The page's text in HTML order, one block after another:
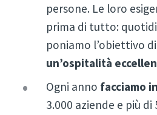
persone. Le loro
prima di tutto:
poniamo l’obiettivo
un’ospitalità
Ogni anno facciamo
3.000 aziende e più di